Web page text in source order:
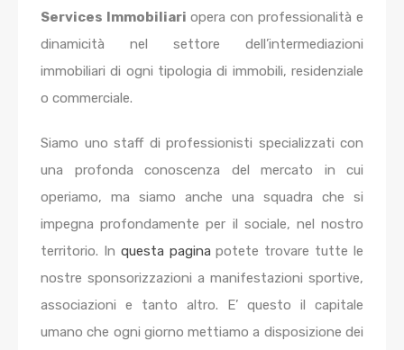
Services Immobiliari opera con professionalità e
dinamicità nel settore dell’intermediazioni
immobiliari di ogni tipologia di immobili, residenziale
o commerciale.
Siamo uno staff di professionisti specializzati con
una profonda conoscenza del mercato in cui
operiamo, ma siamo anche una squadra che si
impegna profondamente per il sociale, nel nostro
territorio. In questa pagina potete trovare tutte le
nostre sponsorizzazioni a manifestazioni sportive,
associazioni e tanto altro. E’ questo il capitale
umano che ogni giorno mettiamo a disposizione dei